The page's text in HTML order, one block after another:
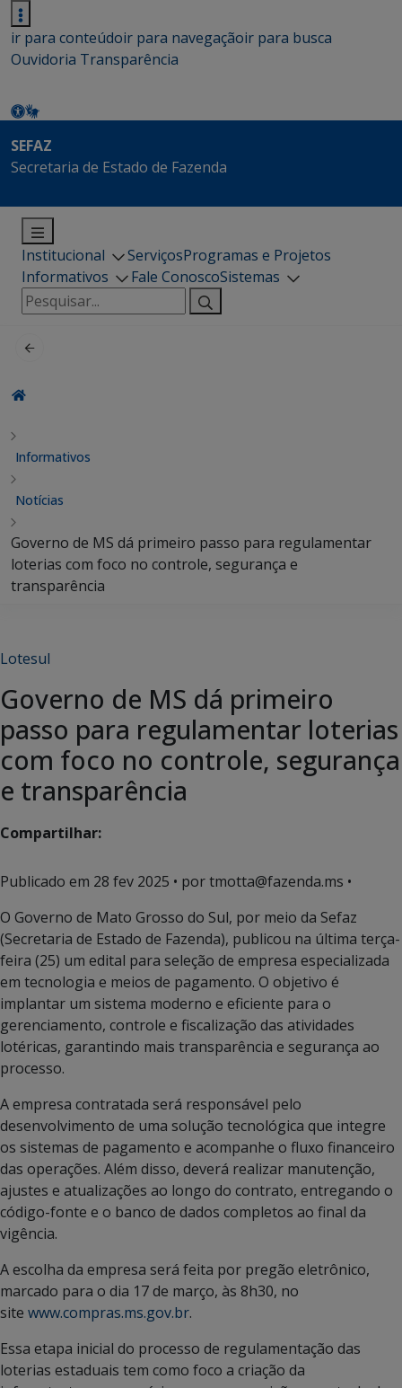
ir para conteúdoir para navegaçãoir para busca
Ouvidoria Transparência
SEFAZ
Secretaria de Estado de Fazenda
Institucional ServiçosProgramas e Projetos
Informativos
Fale ConoscoSistemas
Pesquisar
por:
Informativos
Notícias
Governo de MS dá primeiro passo para regulamentar
loterias com foco no controle, segurança e
transparência
Lotesul
Governo de MS dá primeiro
passo para regulamentar loterias
com foco no controle, segurança
e transparência
Compartilhar:
Publicado em 28 fev 2025 • por tmotta@fazenda.ms •
O Governo de Mato Grosso do Sul, por meio da Sefaz
(Secretaria de Estado de Fazenda), publicou na última terça-
feira (25) um edital para seleção de empresa especializada
em tecnologia e meios de pagamento. O objetivo é
implantar um sistema moderno e eficiente para o
gerenciamento, controle e fiscalização das atividades
lotéricas, garantindo mais transparência e segurança ao
processo.
A empresa contratada será responsável pelo
desenvolvimento de uma solução tecnológica que integre
os sistemas de pagamento e acompanhe o fluxo financeiro
das operações. Além disso, deverá realizar manutenção,
ajustes e atualizações ao longo do contrato, entregando o
código-fonte e o banco de dados completos ao final da
vigência.
A escolha da empresa será feita por pregão eletrônico,
marcado para o dia 17 de março, às 8h30, no
site www.compras.ms.gov.br.
Essa etapa inicial do processo de regulamentação das
loterias estaduais tem como foco a criação da